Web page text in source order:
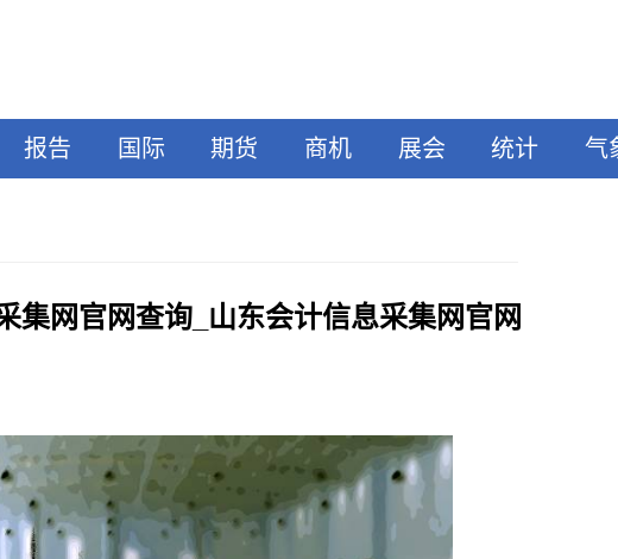
报告 国际 期货 商机 展会 统计 气
集网官网查询_山东会计信息采集网官网